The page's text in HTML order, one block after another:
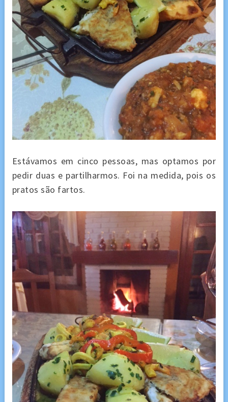
Estávamos em cinco pessoas, mas optamos por
pedir duas e partilharmos. Foi na medida, pois os
pratos são fartos.